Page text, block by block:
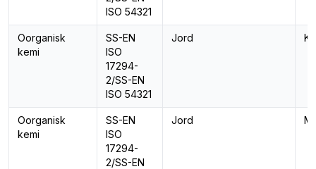
ISO 54321
Oorganisk
kemi
SS-EN
ISO
17294-
2/SS-EN
ISO 54321
Jord
Oorganisk
kemi
SS-EN
ISO
17294-
2/SS-EN
Jord